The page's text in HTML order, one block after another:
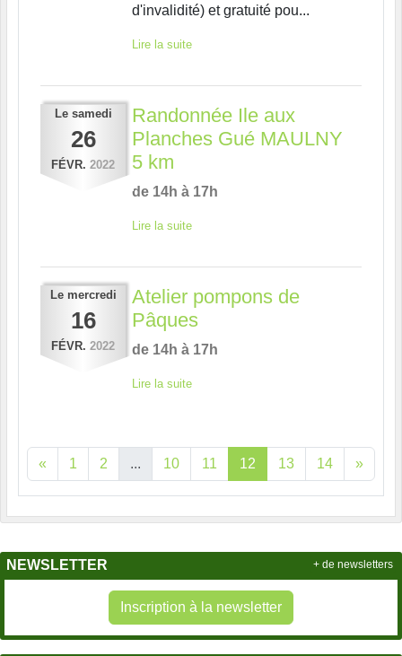
d'invalidité) et gratuité pou...
Lire la suite
Le samedi
26
FÉVR. 2022
Randonnée Ile aux
Planches Gué MAULNY
5 km
de 14h à 17h
Lire la suite
Le mercredi
16
FÉVR. 2022
Atelier pompons de
Pâques
de 14h à 17h
Lire la suite
« 1 2 ... 10 11 12 13 14 »
NEWSLETTER
Inscription à la newsletter
+ de newsletters